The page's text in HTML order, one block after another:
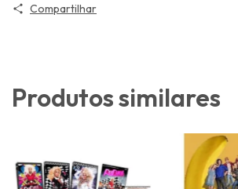
Compartilhar
Produtos similares